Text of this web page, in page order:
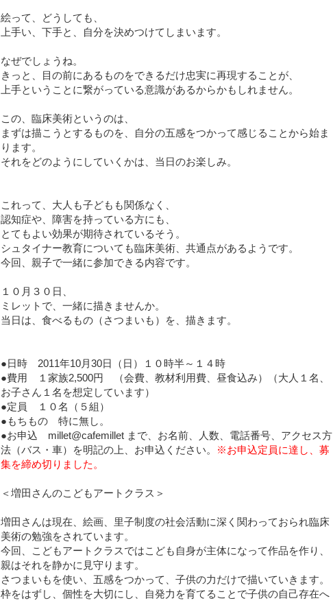
絵って、どうしても、
上手い、下手と、自分を決めつけてしまいます。
なぜでしょうね。
きっと、目の前にあるものをできるだけ忠実に再現することが、
上手ということに繋がっている意識があるからかもしれません。
この、臨床美術というのは、
まずは描こうとするものを、自分の五感をつかって感じることから始ま
ります。
それをどのようにしていくかは、当日のお楽しみ。
これって、大人も子どもも関係なく、
認知症や、障害を持っている方にも、
とてもよい効果が期待されているそう。
シュタイナー教育についても臨床美術、共通点があるようです。
今回、親子で一緒に参加できる内容です。
１０月３０日、
ミレットで、一緒に描きませんか。
当日は、食べるもの（さつまいも）を、描きます。
●日時 2011年10月30日（日）１０時半～１４時
●費用 １家族2,500円 （会費、教材利用費、昼食込み）（大人１名、
お子さん１名を想定しています）
●定員 １０名（５組）
●もちもの 特に無し。
●お申込 millet@cafemillet まで、お名前、人数、電話番号、アクセス方
法（バス・車）を明記の上、お申込ください。
※お申込定員に達し、募
集を締め切りました。
＜増田さんのこどもアートクラス＞
増田さんは現在、絵画、里子制度の社会活動に深く関わっておられ臨床
美術の勉強をされています。
今回、こどもアートクラスではこども自身が主体になって作品を作り、
親はそれを静かに見守ります。
さつまいもを使い、五感をつかって、子供の力だけで描いていきます。
枠をはずし、個性を大切にし、自発力を育てることで子供の自己存在へ